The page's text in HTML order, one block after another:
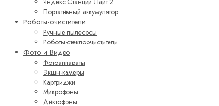
Портативный аккумулятор
Роботы-очистители
Ручные пылесосы
Роботы-стеклоочистители
Фото и Видео
Фотоаппараты
Экшн-камеры
Картриджи
Микрофоны
Диктофоны